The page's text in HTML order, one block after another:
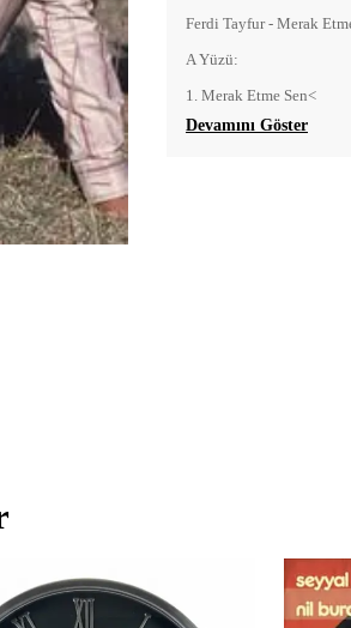
Ferdi Tayfur - Merak
A Yüzü:
1. Merak Etme Sen<
Devamını Göster